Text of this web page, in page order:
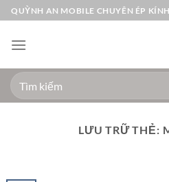
Bỏ
qua
nội
QUỲNH AN MOBILE CHUYÊN ÉP
Tìm
kiếm:
LƯU TRỮ THẺ: